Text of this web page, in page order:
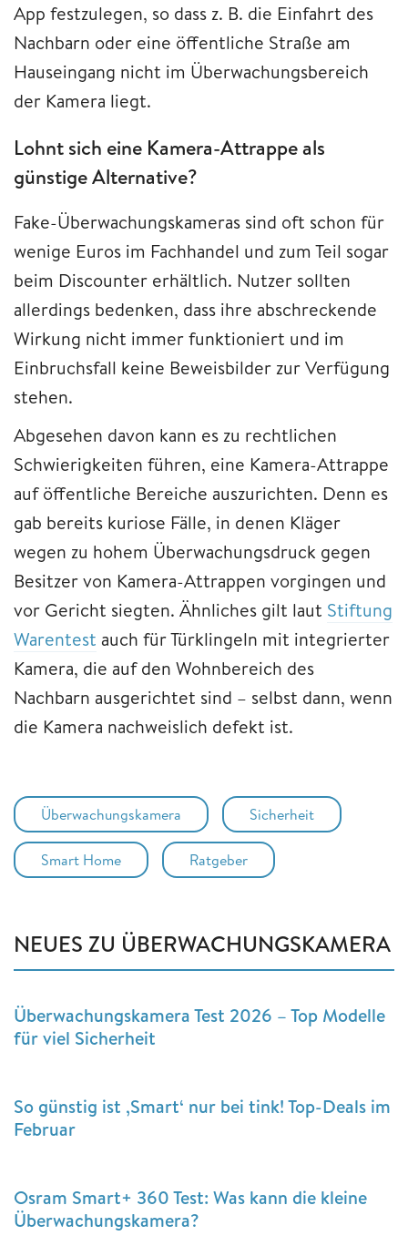
App festzulegen, so dass z. B. die Einfahrt des
Nachbarn oder eine öffentliche Straße am
Hauseingang nicht im Überwachungsbereich
der Kamera liegt.
Lohnt sich eine Kamera-Attrappe als
günstige Alternative?
Fake-Überwachungskameras sind oft schon für
wenige Euros im Fachhandel und zum Teil sogar
beim Discounter erhältlich. Nutzer sollten
allerdings bedenken, dass ihre abschreckende
Wirkung nicht immer funktioniert und im
Einbruchsfall keine Beweisbilder zur Verfügung
stehen.
Abgesehen davon kann es zu rechtlichen
Schwierigkeiten führen, eine Kamera-Attrappe
auf öffentliche Bereiche auszurichten. Denn es
gab bereits kuriose Fälle, in denen Kläger
wegen zu hohem Überwachungsdruck gegen
Besitzer von Kamera-Attrappen vorgingen und
vor Gericht siegten. Ähnliches gilt laut Stiftung
Warentest auch für Türklingeln mit integrierter
Kamera, die auf den Wohnbereich des
Nachbarn ausgerichtet sind – selbst dann, wenn
die Kamera nachweislich defekt ist.
Überwachungskamera Sicherheit
Smart Home Ratgeber
NEUES ZU ÜBERWACHUNGSKAMERA
Überwachungskamera Test 2026 – Top Modelle
für viel Sicherheit
So günstig ist ‚Smart‘ nur bei tink! Top-Deals im
Februar
Osram Smart+ 360 Test: Was kann die kleine
Überwachungskamera?